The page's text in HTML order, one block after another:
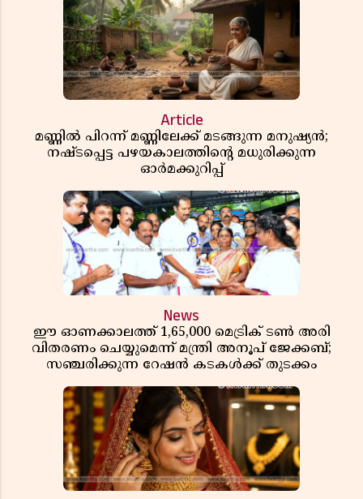
Article
മണ്ണിൽ പിറന്ന് മണ്ണിലേക്ക് മടങ്ങുന്ന മനുഷ്യൻ;
നഷ്ടപ്പെട്ട പഴയകാലത്തിൻ്റെ മധുരിക്കുന്ന
ഓർമക്കുറിപ്പ്
News
ഈ ഓണക്കാലത്ത് 1,65,000 മെട്രിക് ടൺ അരി
വിതരണം ചെയ്യുമെന്ന് മന്ത്രി അനൂപ് ജേക്കബ്;
സഞ്ചരിക്കുന്ന റേഷൻ കടകൾക്ക് തുടക്കം